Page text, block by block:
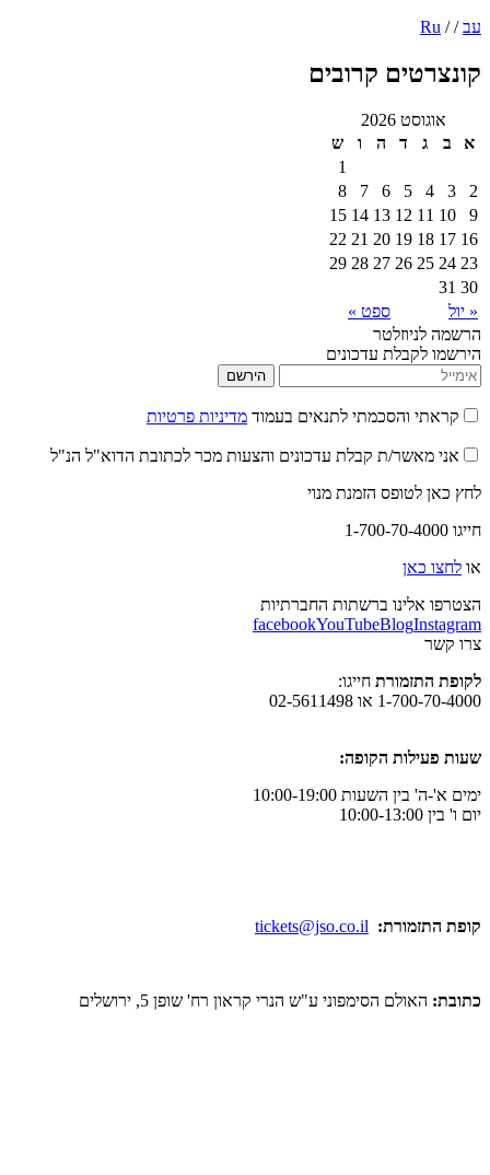
קרובים
ד ה ו
ש
5
6
7
8
12
13
14
15
19
20
21
22
26
27
28
29
ספט »
עדכונים
והסכמתי לתנאים בעמודמדיניות פרטיות
ת קבלת עדכונים והצעות מכר לכתובת הדוא"ל הנ"ל
הזמנת מנוי
ברשתות החברתיות
facebookYouTubeBlog
חייגו:
02-5611498
הקופה:
השעות 10:00-19:00
tickets@jso.co.il
הסימפוני ע"ש הנרי קראון רח' שופן 5, ירושלים